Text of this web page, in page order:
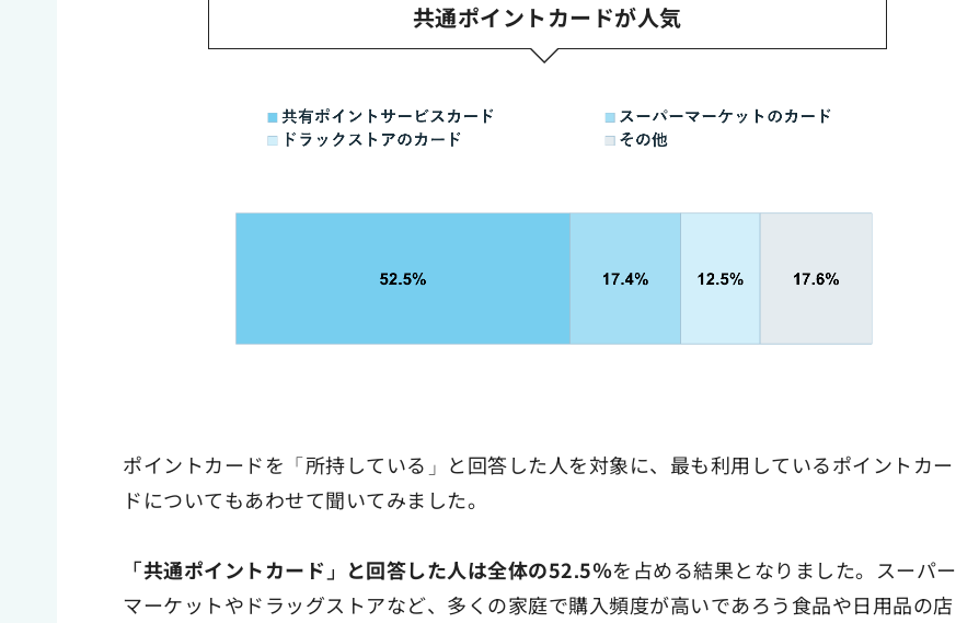
共通ポイントカードが人気
ポイントカードを「所持している」と回答した人を対象に、最も利用しているポイントカー
ドについてもあわせて聞いてみました。
「共通ポイントカード」と回答した人は全体の52.5％を占める結果となりました。スーパー
マーケットやドラッグストアなど、多くの家庭で購入頻度が高いであろう食品や日用品の店